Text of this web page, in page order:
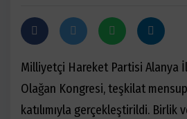
Milliyetçi Hareket Partisi Alanya
Olağan Kongresi, teşkilat
katılımıyla gerçekleştirildi. Birlik